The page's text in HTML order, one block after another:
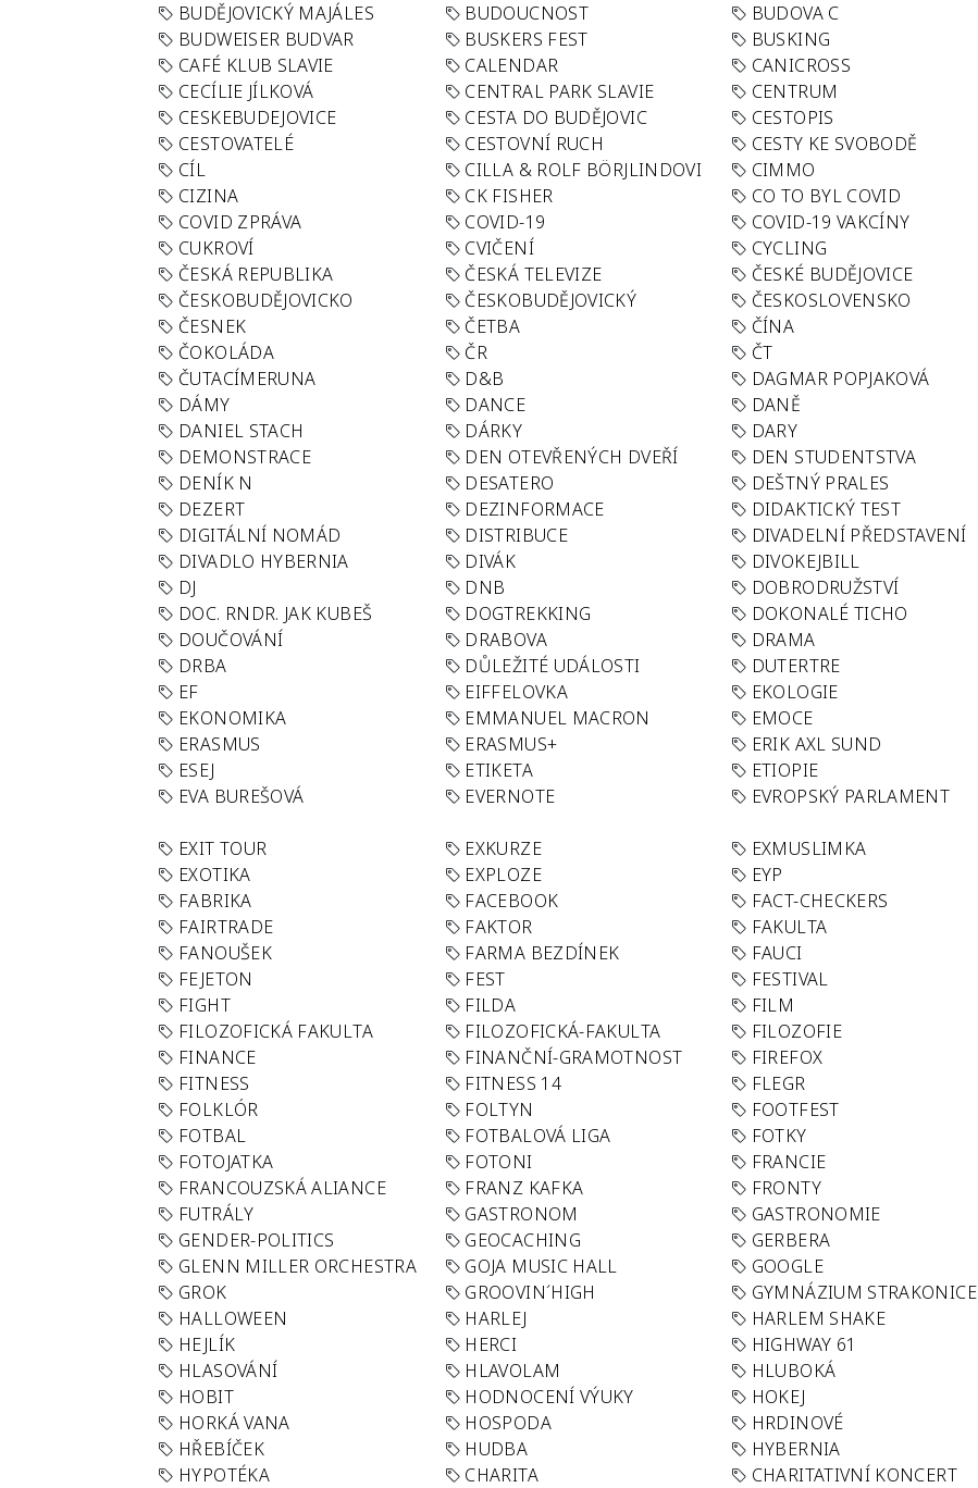
BUDĚJOVICKÝ MAJÁLES
BUDOUCNOST BUDOVA C
BUDWEISER BUDVAR
BUSKERS FEST BUSKING
CAFÉ KLUB SLAVIE
CALENDAR CANICROSS
CECÍLIE JÍLKOVÁ
CENTRAL PARK SLAVIE CENTRUM
CESKEBUDEJOVICE
CESTA DO BUDĚJOVIC CESTOPIS
CESTOVATELÉ
CESTOVNÍ RUCH CESTY KE SVOBODĚ
CÍL
CILLA & ROLF BÖRJLINDOVI CIMMO
CIZINA
CK FISHER CO TO BYL COVID
COVID ZPRÁVA
COVID-19 COVID-19 VAKCÍNY
CUKROVÍ
CVIČENÍ CYCLING
ČESKÁ REPUBLIKA
ČESKÁ TELEVIZE ČESKÉ BUDĚJOVICE
ČESKOBUDĚJOVICKO
ČESKOBUDĚJOVICKÝ ČESKOSLOVENSKO
ČESNEK
ČETBA ČÍNA
ČOKOLÁDA
ČR ČT
ČUTACÍMERUNA
D&B DAGMAR POPJAKOVÁ
DÁMY
DANCE DANĚ
DANIEL STACH
DÁRKY DARY
DEMONSTRACE
DEN OTEVŘENÝCH DVEŘÍ DEN STUDENTSTVA
DENÍK N
DESATERO DEŠTNÝ PRALES
DEZERT
DEZINFORMACE DIDAKTICKÝ TEST
DIGITÁLNÍ NOMÁD
DISTRIBUCE DIVADELNÍ PŘEDSTAVENÍ
DIVADLO HYBERNIA
DIVÁK DIVOKEJBILL
DJ
DNB DOBRODRUŽSTVÍ
DOC. RNDR. JAK KUBEŠ
DOGTREKKING DOKONALÉ TICHO
DOUČOVÁNÍ
DRABOVA DRAMA
DRBA
DŮLEŽITÉ UDÁLOSTI DUTERTRE
EF
EIFFELOVKA EKOLOGIE
EKONOMIKA
EMMANUEL MACRON EMOCE
ERASMUS
ERASMUS+ ERIK AXL SUND
ESEJ
ETIKETA ETIOPIE
EVA BUREŠOVÁ
EVERNOTE EVROPSKÝ PARLAMENT
EXIT TOUR
EXKURZE EXMUSLIMKA
EXOTIKA
EXPLOZE EYP
FABRIKA
FACEBOOK FACT-CHECKERS
FAIRTRADE
FAKTOR FAKULTA
FANOUŠEK
FARMA BEZDÍNEK FAUCI
FEJETON
FEST FESTIVAL
FIGHT
FILDA FILM
FILOZOFICKÁ FAKULTA
FILOZOFICKÁ-FAKULTA FILOZOFIE
FINANCE
FINANČNÍ-GRAMOTNOST FIREFOX
FITNESS
FITNESS 14 FLEGR
FOLKLÓR
FOLTYN FOOTFEST
FOTBAL
FOTBALOVÁ LIGA FOTKY
FOTOJATKA
FOTONI FRANCIE
FRANCOUZSKÁ ALIANCE
FRANZ KAFKA FRONTY
FUTRÁLY
GASTRONOM GASTRONOMIE
GENDER-POLITICS
GEOCACHING GERBERA
GLENN MILLER ORCHESTRA
GOJA MUSIC HALL GOOGLE
GROK
GROOVIN´HIGH GYMNÁZIUM STRAKONICE
HALLOWEEN
HARLEJ HARLEM SHAKE
HEJLÍK
HERCI HIGHWAY 61
HLASOVÁNÍ
HLAVOLAM HLUBOKÁ
HOBIT
HODNOCENÍ VÝUKY HOKEJ
HORKÁ VANA
HOSPODA HRDINOVÉ
HŘEBÍČEK
HUDBA HYBERNIA
HYPOTÉKA
CHARITA CHARITATIVNÍ KONCERT